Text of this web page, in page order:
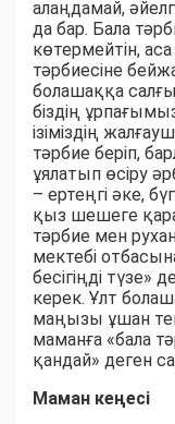
алаңдамай,
да бар. Бала
көтермейтін,
тәрбиесіне
болашаққа
біздің
ізіміздің
тәрбие беріп,
ұялатып өсіру
– ертеңгі әке,
қыз шешеге
тәрбие мен
мектебі
бесігіңді түзе»
керек. Ұлт
маңызы ұшан
маманға «бала
қандай» деген
Маман кеңесі